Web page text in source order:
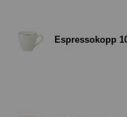
Espressokopp